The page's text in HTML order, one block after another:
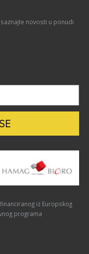
novosti u ponudi
iz Europskog
programa